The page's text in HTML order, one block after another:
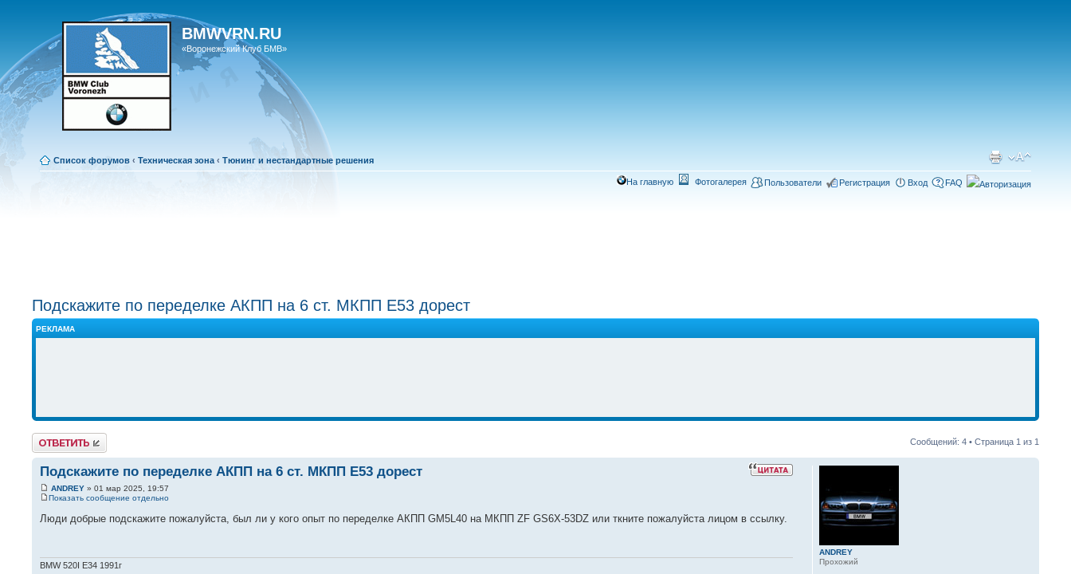
BMWVRN.RU
«Воронежский Клуб БМВ»
Список форумов ‹ Техническая зона ‹ Тюнинг и нестандартные решения
На главную Фотогалерея Пользователи Регистрация Вход FAQ
Подскажите по переделке АКПП на 6 ст. МКПП Е53 дорест
РЕКЛАМА
Ответить Сообщений: 4 • Страница 1 из 1
Подскажите по переделке АКПП на 6 ст. МКПП Е53 дорест
ANDREY » 01 мар 2025, 19:57
Показать сообщение отдельно
Люди добрые подскажите пожалуйста, был ли у кого опыт по переделке АКПП GM5L40 на МКПП ZF GS6X-53DZ или ткните пожалуйста лицом в ссылку.
BMW 520I E34 1991г
ANDREY
Прохожий